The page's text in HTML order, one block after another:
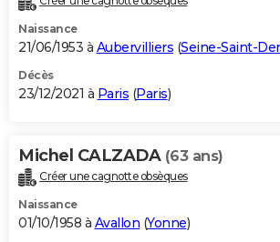
Naissance
21/06/1953 à Aubervilliers (Seine-Saint-
Décès
23/12/2021 à Paris (Paris)
Michel CALZADA (63 ans)
Créer une cagnotte obsèques
Naissance
01/10/1958 à Avallon (Yonne)